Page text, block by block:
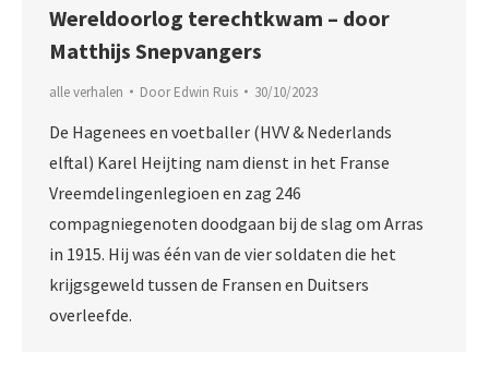
Wereldoorlog terechtkwam – door
Matthijs Snepvangers
alle verhalen DoorEdwin Ruis 30/10/2023
De Hagenees en voetballer (HVV & Nederlands
elftal) Karel Heijting nam dienst in het Franse
Vreemdelingenlegioen en zag 246
compagniegenoten doodgaan bij de slag om Arras
in 1915. Hij was één van de vier soldaten die het
krijgsgeweld tussen de Fransen en Duitsers
overleefde.